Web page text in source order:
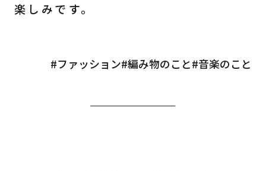
楽しみです。
#ファッション#編み物のこと#音楽のこと